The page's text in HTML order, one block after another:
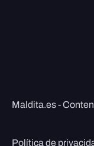
Maldita.es -
Política de